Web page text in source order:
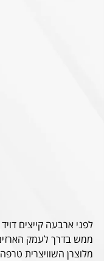
לפני ארבעה קייצים
ממש בדרך לעמק
מלוצרן השוויצרית